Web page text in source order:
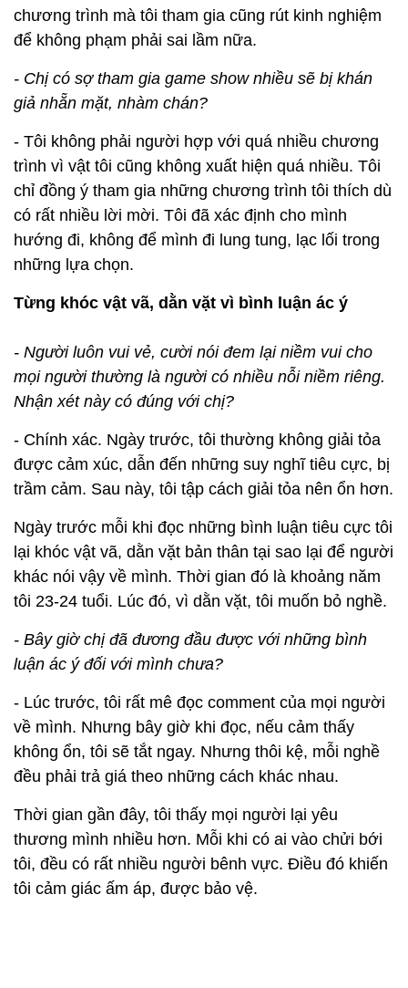
chương trình mà tôi tham gia cũng rút kinh nghiệm
để không phạm phải sai lầm nữa.
- Chị có sợ tham gia game show nhiều sẽ bị khán
giả nhẵn mặt, nhàm chán?
- Tôi không phải người hợp với quá nhiều chương
trình vì vật tôi cũng không xuất hiện quá nhiều. Tôi
chỉ đồng ý tham gia những chương trình tôi thích dù
có rất nhiều lời mời. Tôi đã xác định cho mình
hướng đi, không để mình đi lung tung, lạc lối trong
những lựa chọn.
Từng khóc vật vã, dằn vặt vì bình luận ác ý
- Người luôn vui vẻ, cười nói đem lại niềm vui cho
mọi người thường là người có nhiều nỗi niềm riêng.
Nhận xét này có đúng với chị?
- Chính xác. Ngày trước, tôi thường không giải tỏa
được cảm xúc, dẫn đến những suy nghĩ tiêu cực, bị
trầm cảm. Sau này, tôi tập cách giải tỏa nên ổn hơn.
Ngày trước mỗi khi đọc những bình luận tiêu cực tôi
lại khóc vật vã, dằn vặt bản thân tại sao lại để người
khác nói vậy về mình. Thời gian đó là khoảng năm
tôi 23-24 tuổi. Lúc đó, vì dằn vặt, tôi muốn bỏ nghề.
- Bây giờ chị đã đương đầu được với những bình
luận ác ý đối với mình chưa?
- Lúc trước, tôi rất mê đọc comment của mọi người
về mình. Nhưng bây giờ khi đọc, nếu cảm thấy
không ổn, tôi sẽ tắt ngay. Nhưng thôi kệ, mỗi nghề
đều phải trả giá theo những cách khác nhau.
Thời gian gần đây, tôi thấy mọi người lại yêu
thương mình nhiều hơn. Mỗi khi có ai vào chửi bới
tôi, đều có rất nhiều người bênh vực. Điều đó khiến
tôi cảm giác ấm áp, được bảo vệ.